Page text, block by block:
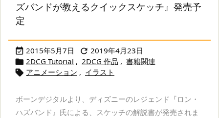
ズバンドが教えるクイックスケッチ』発売予
定
 2015年5月7日  2019年4月23日
 2DCG Tutorial , 2DCG 作品 , 書籍関連
 アニメーション , イラスト
ボーンデジタルより、ディズニーのレジェンド『ロン・
ハズバンド』氏による、スケッチの解説書が発売されま